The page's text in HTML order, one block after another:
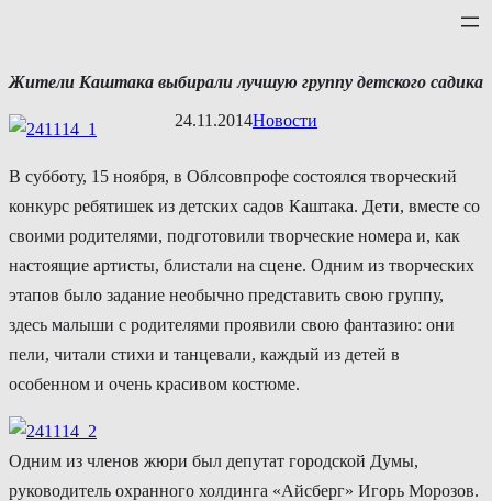
содержимому
24.11.2014Новости
Жители Каштака выбирали лучшую группу детского садика
В субботу, 15 ноября, в Облсовпрофе состоялся творческий
конкурс ребятишек из детских садов Каштака. Дети, вместе со
своими родителями, подготовили творческие номера и, как
настоящие артисты, блистали на сцене. Одним из творческих
этапов было задание необычно представить свою группу,
здесь малыши с родителями проявили свою фантазию: они
пели, читали стихи и танцевали, каждый из детей в
особенном и очень красивом костюме.
Одним из членов жюри был депутат городской Думы,
руководитель охранного холдинга «Айсберг» Игорь Морозов.